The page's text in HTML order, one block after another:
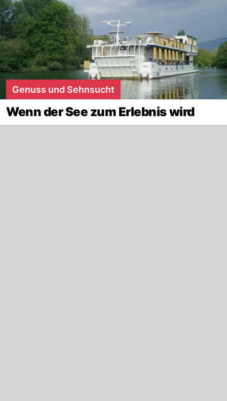
Genuss und Sehnsucht
Wenn der See zum Erlebnis wird